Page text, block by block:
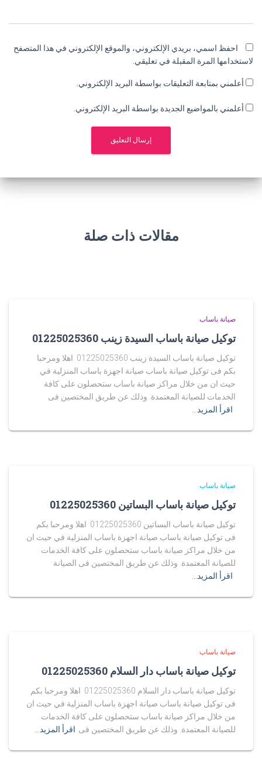
احفظ اسمي، بريدي الإلكتروني، والموقع الإلكتروني في هذا المتصفح
لاستخدامها المرة المقبلة في تعليقي.
أعلمني بمتابعة التعليقات بواسطة البريد الإلكتروني.
أعلمني بالمواضيع الجديدة بواسطة البريد الإلكتروني.
مقالات ذات صلة
صيانة باساب
توكيل صيانة باساب السيدة زينب 01225025360
توكيل صيانة باساب السيدة زينب 01225025360 اهلا ومرحبا
بكم فى توكيل صيانة باساب صيانة اجهزة باساب المنزلية في
حيث ان من خلال مراكز صيانة باساب ستحصلون على كافة
الخدمات للصيانة المعتمدة. وذلك عن طريق المختصين فى
اقرأ المزيد…
صيانة باساب
توكيل صيانة باساب البساتين 01225025360
توكيل صيانة باساب البساتين 01225025360 اهلا ومرحبا بكم
فى توكيل صيانة باساب صيانة اجهزة باساب المنزلية في حيث ان
من خلال مراكز صيانة باساب ستحصلون على كافة الخدمات
للصيانة المعتمدة. وذلك عن طريق المختصين فى الصيانة
اقرأ المزيد…
صيانة باساب
توكيل صيانة باساب دار السلام 01225025360
توكيل صيانة باساب دار السلام 01225025360 اهلا ومرحبا بكم
فى توكيل صيانة باساب صيانة اجهزة باساب المنزلية في حيث ان
من خلال مراكز صيانة باساب ستحصلون على كافة الخدمات
للصيانة المعتمدة. وذلك عن طريق المختصين فى اقرأ المزيد…